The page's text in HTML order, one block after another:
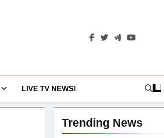
LIVE TV NEWS!
Trending News